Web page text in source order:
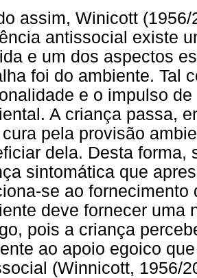
assim, Winicott
antissocial existe
e um dos aspectos
foi do ambiente. Tal
e o impulso
A criança passa,
pela provisão
dela. Desta forma,
sintomática que
se ao
deve fornecer uma
pois a criança
ao apoio egoico
(Winnicott, 1956/